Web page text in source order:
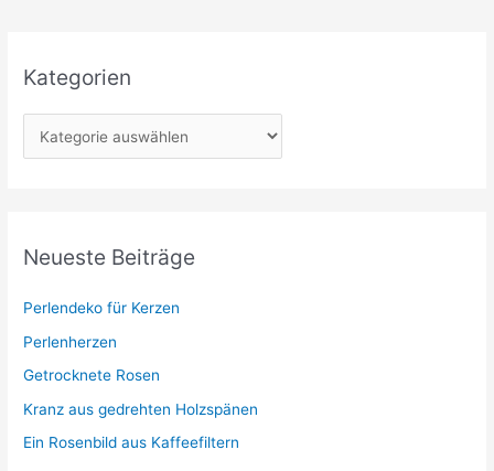
Kategorien
a
g
r
i
e
Neueste Beiträge
Perlendeko für Kerzen
Perlenherzen
Getrocknete Rosen
Kranz aus gedrehten Holzspänen
Ein Rosenbild aus Kaffeefiltern